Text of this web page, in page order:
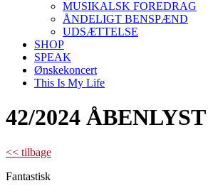
MUSIKALSK FOREDRAG
ÅNDELIGT BENSPÆND
UDSÆTTELSE
SHOP
SPEAK
Ønskekoncert
This Is My Life
42/2024 ÅBENLYST
<< tilbage
Fantastisk